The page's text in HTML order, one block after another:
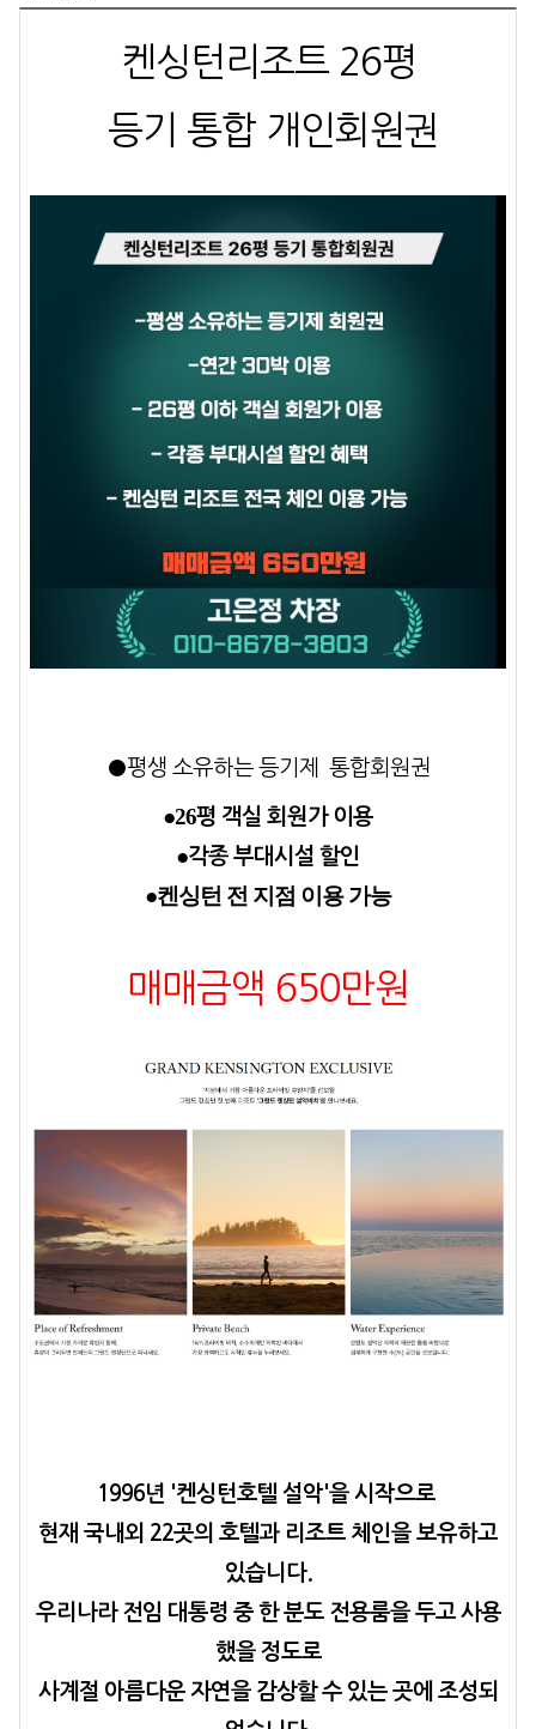
켄싱턴리조트 26평
등기 통합 개인회원권
●평생 소유하는 등기제 통합회원권
●26평 객실 회원가 이용
●각종 부대시설 할인
●켄싱턴 전 지점 이용 가능
매매금액 650만원
1996년 '켄싱턴호텔 설악'을 시작으로
현재 국내외 22곳의 호텔과 리조트 체인을 보유하고
있습니다.
우리나라 전임 대통령 중 한 분도 전용룸을 두고 사용
했을 정도로
사계절 아름다운 자연을 감상할 수 있는 곳에 조성되